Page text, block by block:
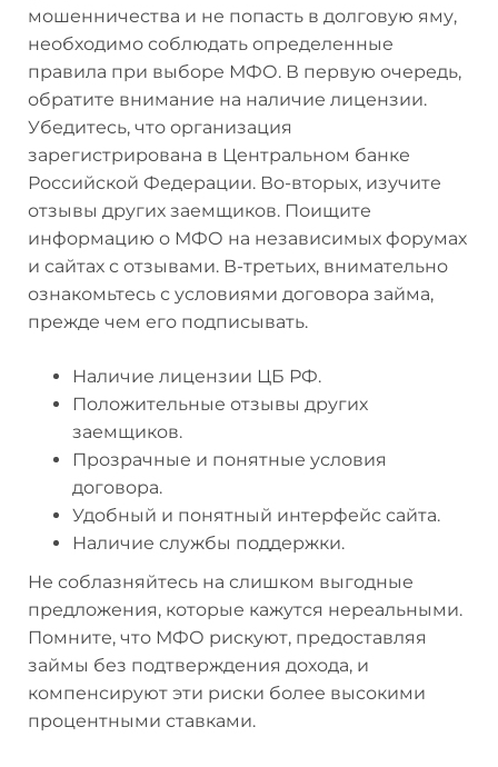
мошенничества и не попасть в долговую яму,
необходимо соблюдать определенные
правила при выборе МФО. В первую очередь,
обратите внимание на наличие лицензии.
Убедитесь, что организация
зарегистрирована в Центральном банке
Российской Федерации. Во-вторых, изучите
отзывы других заемщиков. Поищите
информацию о МФО на независимых форумах
и сайтах с отзывами. В-третьих, внимательно
ознакомьтесь с условиями договора займа,
прежде чем его подписывать.
Наличие лицензии ЦБ РФ.
Положительные отзывы других
заемщиков.
Прозрачные и понятные условия
договора.
Удобный и понятный интерфейс сайта.
Наличие службы поддержки.
Не соблазняйтесь на слишком выгодные
предложения, которые кажутся нереальными.
Помните, что МФО рискуют, предоставляя
займы без подтверждения дохода, и
компенсируют эти риски более высокими
процентными ставками.